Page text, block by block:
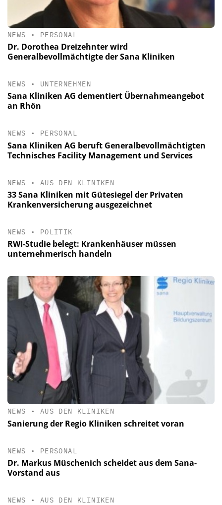
NEWS • PERSONAL
Dr. Dorothea Dreizehnter wird
Generalbevollmächtigte der Sana Kliniken
NEWS • UNTERNEHMEN
Sana Kliniken AG dementiert Übernahmeangebot
an Rhön
NEWS • PERSONAL
Sana Kliniken AG beruft Generalbevollmächtigten
Technisches Facility Management und Services
NEWS • AUS DEN KLINIKEN
33 Sana Kliniken mit Gütesiegel der Privaten
Krankenversicherung ausgezeichnet
NEWS • POLITIK
RWI-Studie belegt: Krankenhäuser müssen
unternehmerisch handeln
NEWS • AUS DEN KLINIKEN
Sanierung der Regio Kliniken schreitet voran
NEWS • PERSONAL
Dr. Markus Müschenich scheidet aus dem Sana-
Vorstand aus
NEWS • AUS DEN KLINIKEN